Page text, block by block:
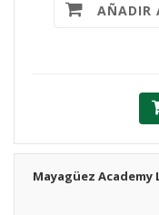
AÑADIR
Mayagüez